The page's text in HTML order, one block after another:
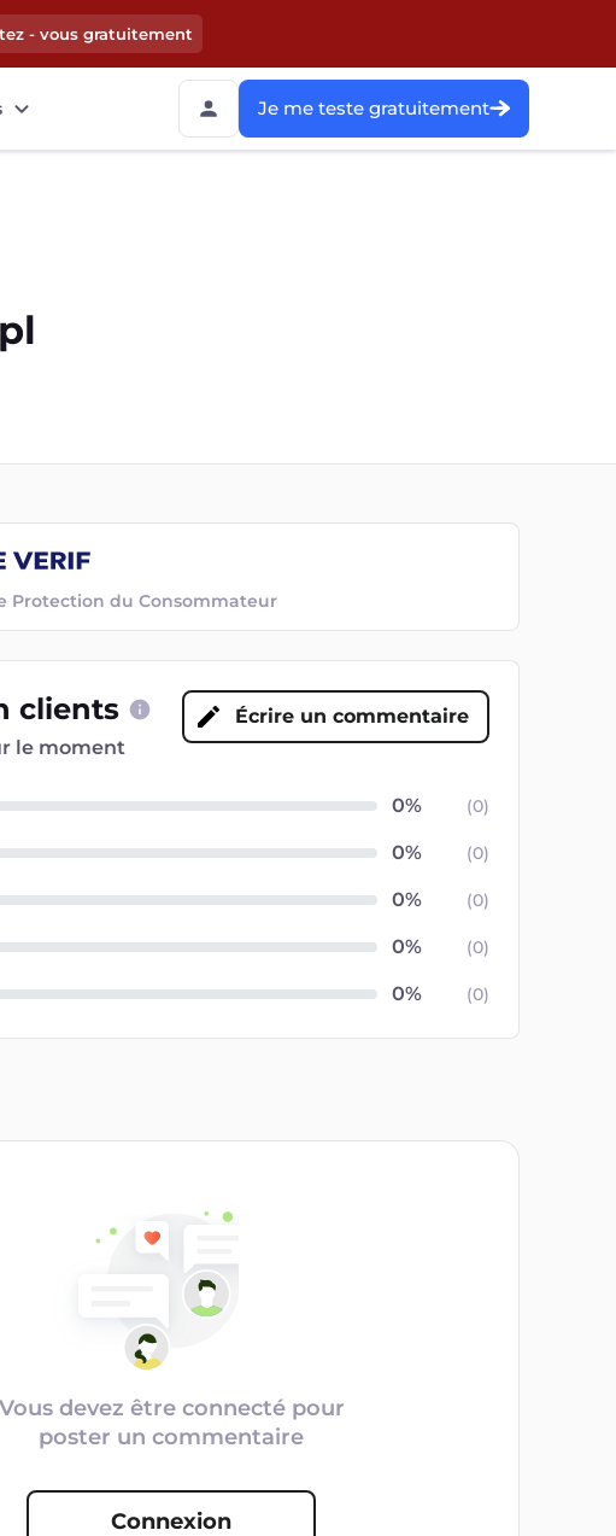
- vous gratuitement
Je me teste gratuitement
Protection du Consommateur
clients
le moment
Écrire un commentaire
(0)
(0)
(0)
(0)
(0)
Vous devez être connecté pour
poster un commentaire
Connexion